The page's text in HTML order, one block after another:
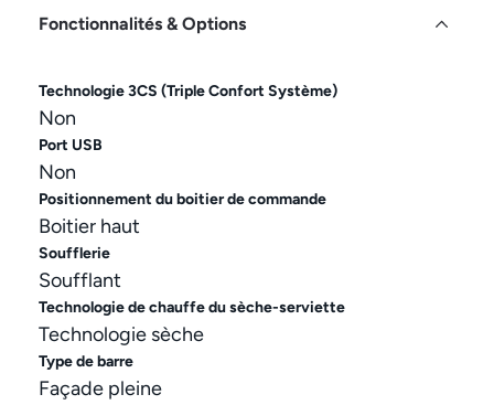
Fonctionnalités & Options
Technologie 3CS (Triple Confort Système)
Non
Port USB
Non
Positionnement du boitier de commande
Boitier haut
Soufflerie
Soufflant
Technologie de chauffe du sèche-serviette
Technologie sèche
Type de barre
Façade pleine